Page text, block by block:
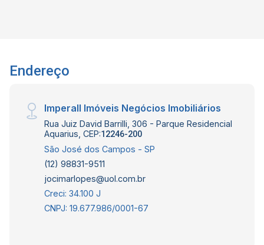
Endereço
Imperall Imóveis Negócios Imobiliários
Rua Juiz David Barrilli, 306 - Parque Residencial
Aquarius, CEP:12246-200
São José dos Campos - SP
(12) 98831-9511
jocimarlopes@uol.com.br
Creci: 34.100 J
CNPJ: 19.677.986/0001-67